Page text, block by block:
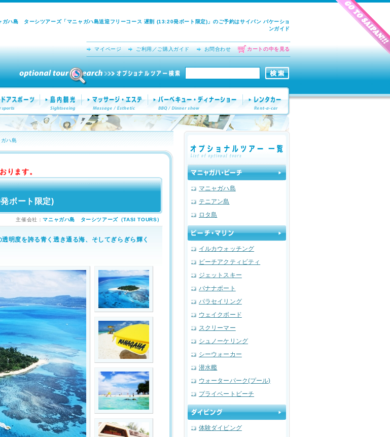
ガハ島 ターシツアーズ「マニャガハ島送迎フリーコース 遅割 (13:20発ボート限定)」のご予約はサイパン バケーショ
ンガイド
マイページ ご利用／ご購入ガイド お問合わせ カートの中を見る
ハ島
ります。
ボート限定)
主催会社：マニャガハ島 ターシツアーズ（TASI TOURS）
明度を誇る青く透き通る海、そしてぎらぎら輝く
マニャガハ島
テニアン島
ロタ島
イルカウォッチング
ビーチアクティビティ
ジェットスキー
バナナボート
パラセイリング
ウェイクボード
スクリーマー
シュノーケリング
シーウォーカー
潜水艦
ウォーターパーク(プール)
プライベートビーチ
体験ダイビング